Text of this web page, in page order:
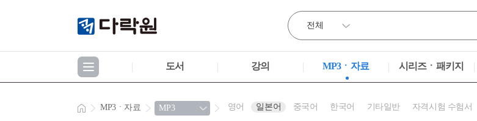
도서 강의 MP3ㆍ자료 시리즈ㆍ패키지
MP3ㆍ자료 영어 일본어 중국어 한국어 기타일반 자격시험 수험서